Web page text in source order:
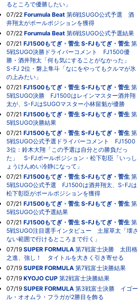
るところで優勝したい」
07/22 Forumula Beat 第6戦SUGO公式予選 酒
井翔太がポールポジションを獲得
07/22 Forumula Beat 第6戦SUGO公式予選結果
07/21 FJ1500もてぎ・菅生 S-FJもてぎ・菅生 第
5戦SUGO決勝ドライバーコメント FJ1500優
勝・酒井翔太「何も気にすることがなかった」
S-FJ 2位・磐上隼斗「なにをやってもクルマが氷
の上みたい」
07/21 FJ1500もてぎ・菅生 S-FJもてぎ・菅生 第
5戦SUGO決勝 FJ1500はレインマスター酒井翔
太が、S-FJはSUGOマスター小林留魁が優勝
07/21 FJ1500もてぎ・菅生 S-FJもてぎ・菅生 第
5戦SUGO決勝結果
07/21 FJ1500もてぎ・菅生 S-FJもてぎ・菅生 第
5戦SUGO公式予選ドライバーコメント FJ1500
3位：鈴木大翔「この予選は自分との勝負だっ
た」 S-FJポールポジション・松下彰臣「いっし
ょうけんめい冷静になって」
07/21 FJ1500もてぎ・菅生 S-FJもてぎ・菅生 第
5戦SUGO公式予選 FJ1500は酒井翔太、S-FJは
松下彰臣がポールポジションを獲得
07/21 FJ1500もてぎ・菅生 S-FJもてぎ・菅生 第
5戦SUGO公式予選結果
07/21 FJ1500もてぎ・菅生 S-FJもてぎ・菅生 第
5戦SUGO注目選手インタビュー 土屋草太「壊さ
ない範囲で行けるところまで行く」
07/19 SUPER FORMULA 第7戦富士決勝 太田格
之進、強し！ タイトルを大きく引き寄せる
07/19 SUPER FORMULA 第7戦富士決勝結果
07/19 KYOJO CUP 第2戦富士決勝結果
07/19 SUPER FORMULA 第3戦富士決勝 イゴー
ル・オオムラ・フラガが2勝目を飾る